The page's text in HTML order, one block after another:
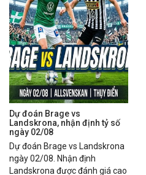
Dự đoán Brage vs
Landskrona, nhận định tỷ số
ngày 02/08
Dự đoán Brage vs Landskrona
ngày 02/08. Nhận định
Landskrona được đánh giá cao